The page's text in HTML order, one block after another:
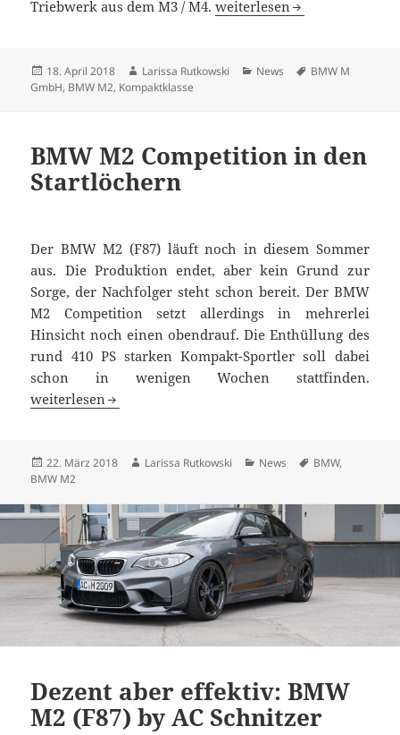
Triebwerk aus dem M3 / M4.Die Wachablösung: BMW
weiterlesen
Veröffentlicht
am
18. April 2018 Autor
Larissa Rutkowski Kategorien
News Schlagwörter
BMW M
GmbH, BMW M2, Kompaktklasse
BMW M2 Competition in den
Startlöchern
Der BMW M2 (F87) läuft noch in diesem Sommer
aus. Die Produktion endet, aber kein Grund zur
Sorge, der Nachfolger steht schon bereit. Der BMW
M2 Competition setzt allerdings in mehrerlei
Hinsicht noch einen obendrauf. Die Enthüllung des
rund 410 PS starken Kompakt-Sportler soll dabei
schon in wenigen Wochen stattfinden.
BMW M2 Competition in den Startlöchern
weiterlesen
Veröffentlicht
am
22. März 2018 Autor
Larissa Rutkowski Kategorien
News Schlagwörter
BMW,
BMW M2
Dezent aber effektiv: BMW
M2 (F87) by AC Schnitzer